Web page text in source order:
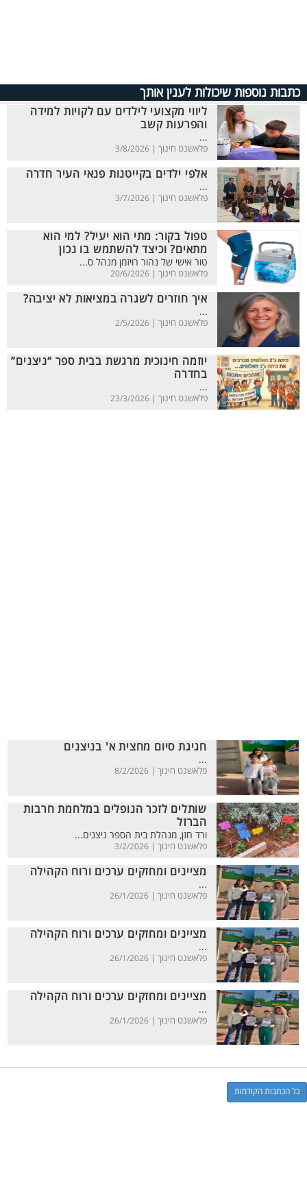
כתבות נוספות שיכולות לענין אותך
ליווי מקצועי לילדים עם לקויות למידה
והפרעות קשב
...
פלאשנט חינוך | 3/8/2026
אלפי ילדים בקייטנות פנאי העיר חדרה
...
פלאשנט חינוך | 3/7/2026
טפול בקור: מתי הוא יעיל? למי הוא
מתאים? וכיצד להשתמש בו נכון
טור אישי של נהור רויזמן מנהל ס...
פלאשנט חינוך | 20/6/2026
איך חוזרים לשגרה במציאות לא יציבה?
...
פלאשנט חינוך | 2/5/2026
יוזמה חינוכית מרגשת בבית ספר “ניצנים”
בחדרה
...
פלאשנט חינוך | 23/3/2026
חגיגת סיום מחצית א' בניצנים
...
פלאשנט חינוך | 8/2/2026
שותלים לזכר הנופלים במלחמת חרבות
הברזל
ורד חזן, מנהלת בית הספר ניצנים...
פלאשנט חינוך | 3/2/2026
מציינים ומחזקים ערכים ורוח הקהילה
...
פלאשנט חינוך | 26/1/2026
מציינים ומחזקים ערכים ורוח הקהילה
...
פלאשנט חינוך | 26/1/2026
מציינים ומחזקים ערכים ורוח הקהילה
...
פלאשנט חינוך | 26/1/2026
כל הכתבות הקודמות